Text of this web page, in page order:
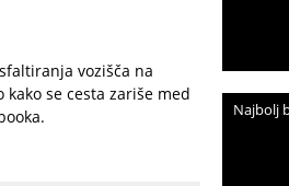
vozišča na
se cesta zariše med
Najbolj